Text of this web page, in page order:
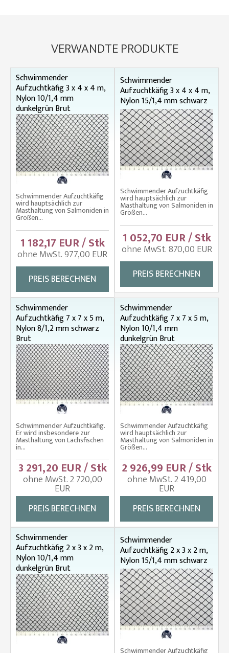
VERWANDTE PRODUKTE
Schwimmender
Aufzuchtkäfig 3 x 4 x 4 m,
Nylon 10/1,4 mm
dunkelgrün Brut
Schwimmender Aufzuchtkäfig
wird hauptsächlich zur
Masthaltung von Salmoniden in
Größen...
1 182,17 EUR / Stk
ohne MwSt. 977,00 EUR
PREIS BERECHNEN
Schwimmender
Aufzuchtkäfig 3 x 4 x 4 m,
Nylon 15/1,4 mm schwarz
Schwimmender Aufzuchtkäfig
wird hauptsächlich zur
Masthaltung von Salmoniden in
Größen...
1 052,70 EUR / Stk
ohne MwSt. 870,00 EUR
PREIS BERECHNEN
Schwimmender
Aufzuchtkäfig 7 x 7 x 5 m,
Nylon 8/1,2 mm schwarz
Brut
Schwimmender Aufzuchtkäfig.
Er wird insbesondere zur
Masthaltung von Lachsfischen
in...
3 291,20 EUR / Stk
ohne MwSt. 2 720,00
EUR
PREIS BERECHNEN
Schwimmender
Aufzuchtkäfig 7 x 7 x 5 m,
Nylon 10/1,4 mm
dunkelgrün Brut
Schwimmender Aufzuchtkäfig
wird hauptsächlich zur
Masthaltung von Salmoniden in
Größen...
2 926,99 EUR / Stk
ohne MwSt. 2 419,00
EUR
PREIS BERECHNEN
Schwimmender
Aufzuchtkäfig 2 x 3 x 2 m,
Nylon 10/1,4 mm
dunkelgrün Brut
Schwimmender
Aufzuchtkäfig 2 x 3 x 2 m,
Nylon 15/1,4 mm schwarz
Schwimmender Aufzuchtkäfig